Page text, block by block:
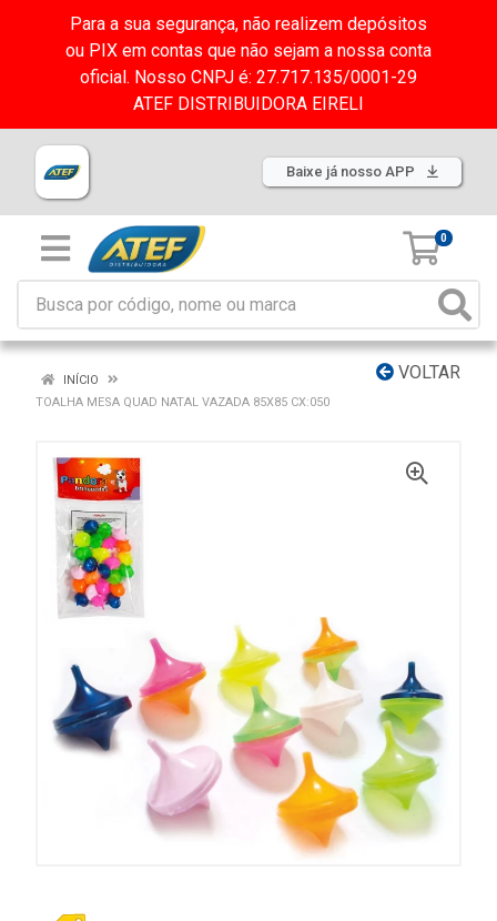
Para a sua segurança, não realizem depósitos
ou PIX em contas que não sejam a nossa conta
oficial. Nosso CNPJ é: 27.717.135/0001-29
ATEF DISTRIBUIDORA EIRELI
Baixe já nosso APP
0
VOLTAR
INÍCIO
TOALHA MESA QUAD NATAL VAZADA 85X85 CX:050